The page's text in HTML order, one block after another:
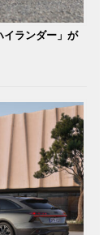
イランダー」が